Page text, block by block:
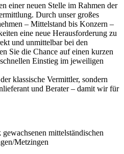
einer neuen Stelle im Rahmen der
Durch unser großes
– Mittelstand bis Konzern –
eine neue Herausforderung zu
und unmittelbar bei den
Sie die Chance auf einen kurzen
Einstieg im jeweiligen
klassische Vermittler, sondern
und Berater – damit wir für
mittelständischen
Metzingen